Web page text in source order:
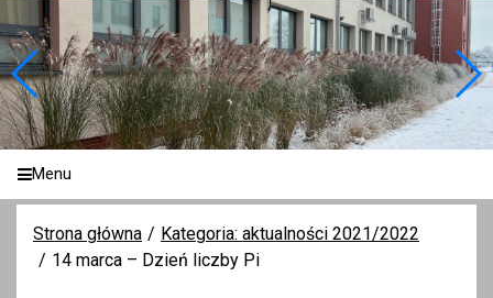
Menu
Strona główna
Kategoria: aktualności 2021/2022
14 marca – Dzień liczby Pi